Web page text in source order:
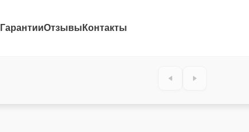
ГарантииОтзывы Контакты